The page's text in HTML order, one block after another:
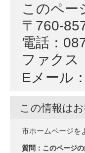
このペー
〒760-
電話：
ファクス
Eメール：
この情報は
市ホームページを
質問：このページ